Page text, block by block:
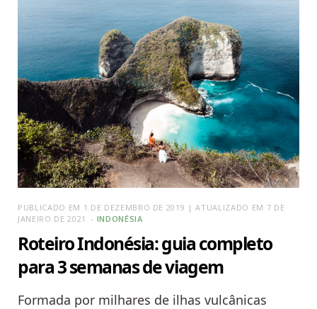
PUBLICADO EM 1 DE DEZEMBRO DE 2019 | ATUALIZADO EM 7 DE
JANEIRO DE 2021
INDONÉSIA
Roteiro Indonésia: guia completo
para 3 semanas de viagem
Formada por milhares de ilhas vulcânicas